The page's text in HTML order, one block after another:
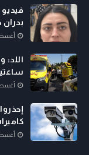
أغسطس
اللد:
أغسطس
أغسطس